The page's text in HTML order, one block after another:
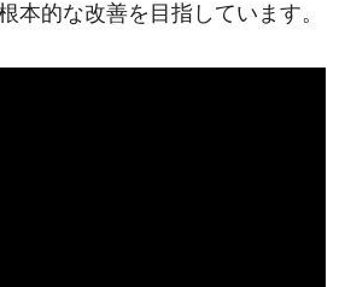
本的な改善を目指しています。